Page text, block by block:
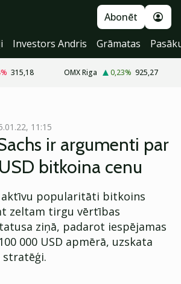
Abonēt
Investors Andris Grāmatas
% 315,18 OMX Riga 0,23% 925,27
11:15
ir argumenti par
bitkoina cenu
popularitāti bitkoins
zeltam tirgu vērtības
ziņā, padarot iespējamas
000 USD apmērā, uzskata
stratēģi.